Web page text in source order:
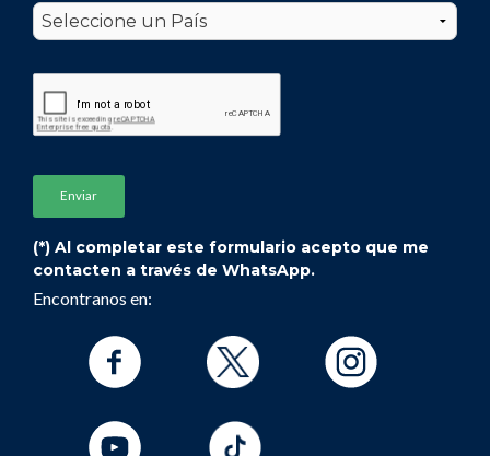
(*) Al completar este formulario acepto que me
contacten a través de WhatsApp.
Encontranos en: